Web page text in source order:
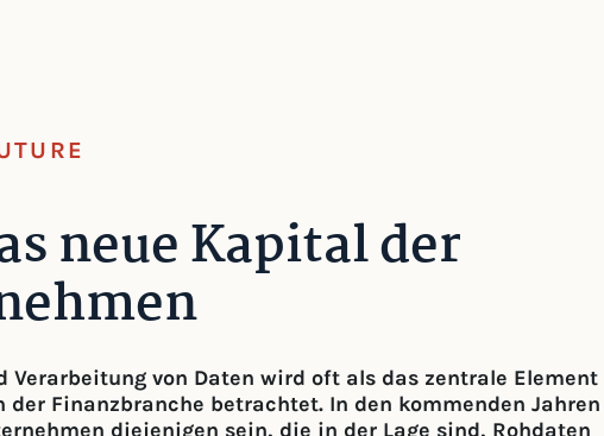
neue Kapital der
Verarbeitung von Daten wird oft als das zentrale Element
Finanzbranche betrachtet. In den kommenden Jahren
diejenigen sein, die in der Lage sind, Rohdaten